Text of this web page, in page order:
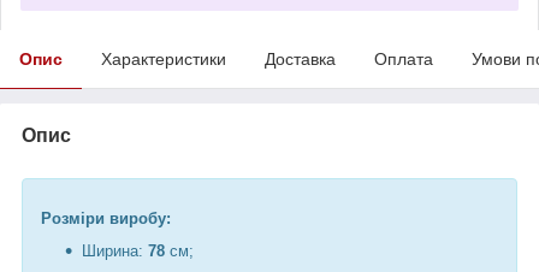
Опис Характеристики Доставка Оплата Умови
Опис
Розміри виробу:
Ширина: 78 см;